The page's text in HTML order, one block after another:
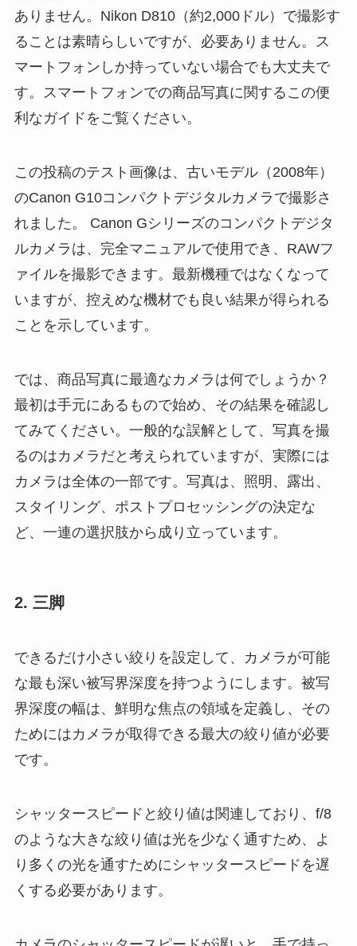
ありません。Nikon D810（約2,000ドル）で撮影す
ることは素晴らしいですが、必要ありません。ス
マートフォンしか持っていない場合でも大丈夫で
す。スマートフォンでの商品写真に関するこの便
利なガイドをご覧ください。
この投稿のテスト画像は、古いモデル（2008年）
のCanon G10コンパクトデジタルカメラで撮影さ
れました。 Canon Gシリーズのコンパクトデジタ
ルカメラは、完全マニュアルで使用でき、RAWフ
ァイルを撮影できます。最新機種ではなくなって
いますが、控えめな機材でも良い結果が得られる
ことを示しています。
では、商品写真に最適なカメラは何でしょうか？
最初は手元にあるもので始め、その結果を確認し
てみてください。一般的な誤解として、写真を撮
るのはカメラだと考えられていますが、実際には
カメラは全体の一部です。写真は、照明、露出、
スタイリング、ポストプロセッシングの決定な
ど、一連の選択肢から成り立っています。
2. 三脚
できるだけ小さい絞りを設定して、カメラが可能
な最も深い被写界深度を持つようにします。被写
界深度の幅は、鮮明な焦点の領域を定義し、その
ためにはカメラが取得できる最大の絞り値が必要
です。
シャッタースピードと絞り値は関連しており、f/8
のような大きな絞り値は光を少なく通すため、よ
り多くの光を通すためにシャッタースピードを遅
くする必要があります。